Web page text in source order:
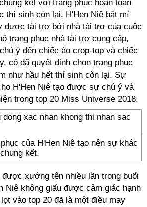
kết với trang phục hoàn toàn
thí sinh còn lại. H'Hen Niê bật mí
được tài trợ bởi nhà tài trợ của cuộc
trang phục nhà tài trợ cung cấp,
ý đến chiếc áo crop-top và chiếc
cô đã quyết định chọn trang phục
như hầu hết thí sinh còn lại. Sự
H'Hen Niê tạo được sự chú ý và
trong top 20 Miss Universe 2018.
của H'Hen Niê tạo nên sự khác
kết.
xướng tên nhiều lần trong buổi
Niê không giấu được cảm giác hạnh
vào top 20 đã là một điều may